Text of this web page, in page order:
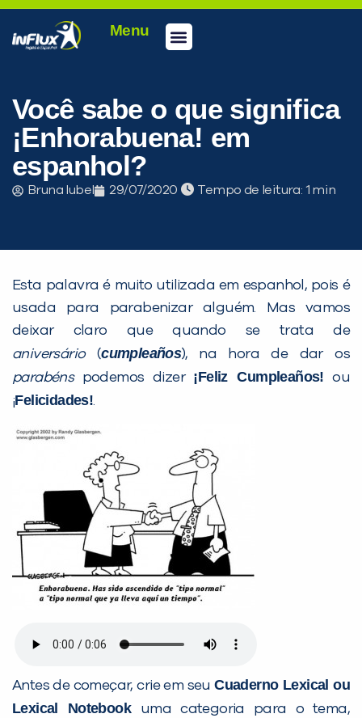
Menu
Você sabe o que significa
¡Enhorabuena! em
espanhol?
Bruna Iubel 29/07/2020 Tempo de leitura:
Esta palavra é muito utilizada em espanhol, pois é
usada para parabenizar alguém. Mas vamos
deixar claro que quando se trata de
aniversário (cumpleaños), na hora de dar os
parabéns
podemos dizer ¡Feliz Cumpleaños! ou
¡Felicidades!.
Antes de começar, crie em seuCuaderno Lexical ou
Lexical Notebook
uma categoria para o tema,